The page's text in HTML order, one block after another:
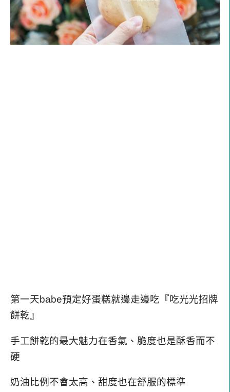
第一天babe預定好蛋糕就邊走邊吃『吃光光招牌
餅乾』
手工餅乾的最大魅力在香氣、脆度也是酥香而不
硬
奶油比例不會太高、甜度也在舒服的標準